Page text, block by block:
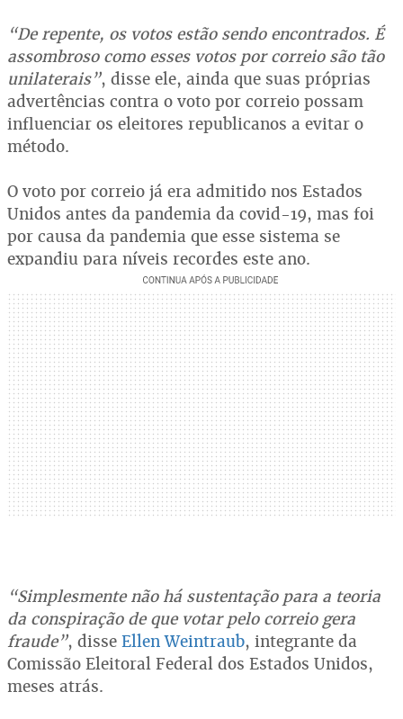
“De repente, os votos estão sendo encontrados. É
assombroso como esses votos por correio são tão
unilaterais”, disse ele, ainda que suas próprias
advertências contra o voto por correio possam
influenciar os eleitores republicanos a evitar o
método.
O voto por correio já era admitido nos Estados
Unidos antes da pandemia da covid-19, mas foi
por causa da pandemia que esse sistema se
expandiu para níveis recordes este ano.
“Simplesmente não há sustentação para a teoria
da conspiração de que votar pelo correio gera
fraude”, disse Ellen Weintraub, integrante da
Comissão Eleitoral Federal dos Estados Unidos,
meses atrás.